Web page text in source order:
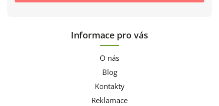
Informace pro vás
O nás
Blog
Kontakty
Reklamace